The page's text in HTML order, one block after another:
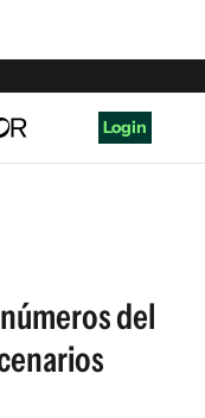
Login
del